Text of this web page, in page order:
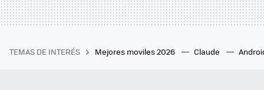
TEMAS DE INTERÉS Mejores moviles 2026 Claude